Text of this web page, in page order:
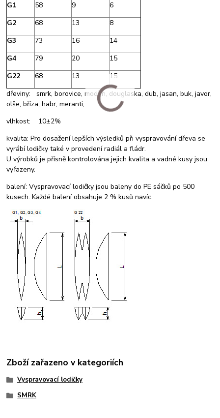
G1
58 9
6
G2
68 13
8
G3
73 16
14
G4
79 20
15
G22
68 13
15
dřeviny: smrk, borovice, modřín, douglaska, dub, jasan, buk, javor,
olše, bříza, habr, meranti,
vlhkost: 10±2%
kvalita: Pro dosažení lepších výsledků při vyspravování dřeva se
vyrábí lodičky také v provedení radiál a fládr.
U výrobků je přísně kontrolována jejich kvalita a vadné kusy jsou
vyřazeny.
balení: Vyspravovací lodičky jsou baleny do PE sáčků po 500
kusech. Každé balení obsahuje 2 % kusů navíc.
Zboží zařazeno v kategoriích
Vyspravovací lodičky
SMRK